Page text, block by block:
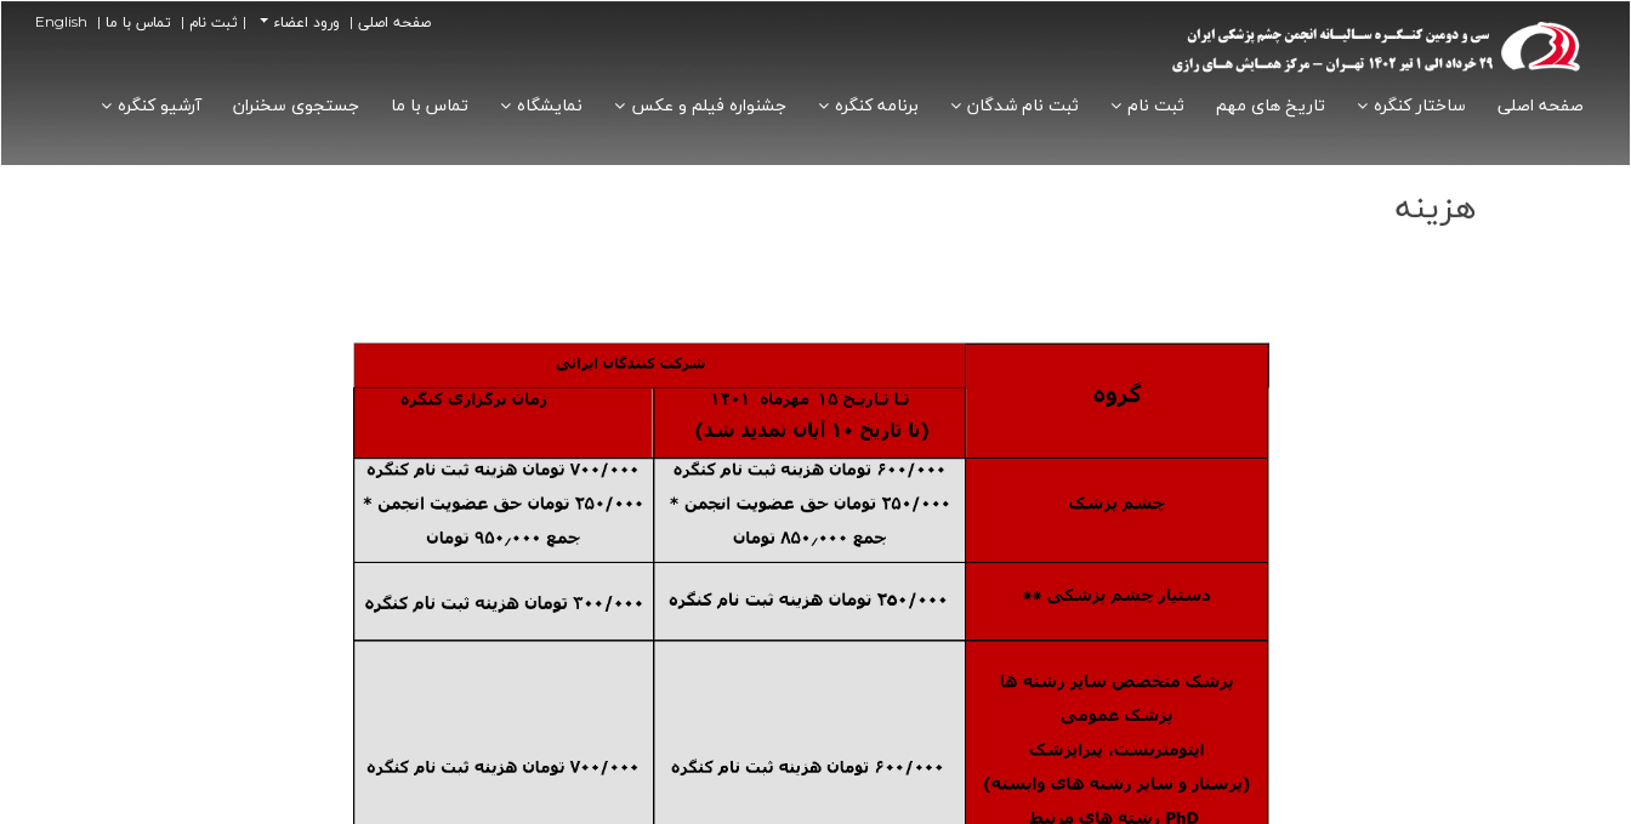
صفحه اصلی | ورود اعضاء | ثبت نام | تماس با ما | English
صفحه اصلی ساختار کنگره تاریخ های مهم ثبت نام ثبت نام شدگان برنامه کنگره جشنواره فیلم و عکس نمایشگاه تماس با ما جستجوی سخنران آرشیو کنگره
هزینه